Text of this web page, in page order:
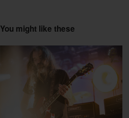
You might like these